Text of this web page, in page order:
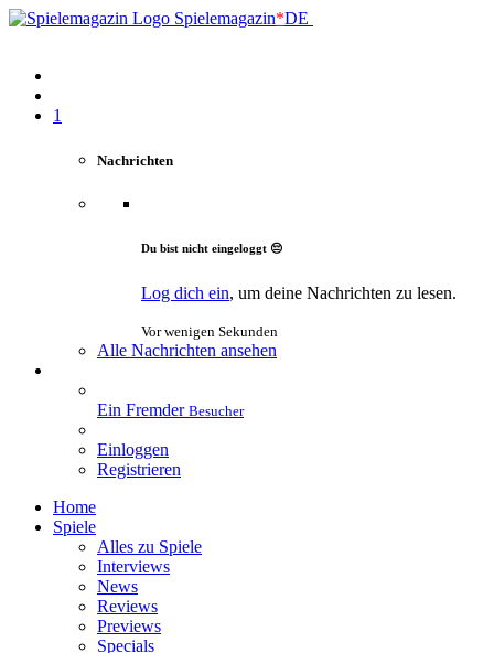
Spielemagazin*DE
1
Nachrichten
Du bist nicht eingeloggt 😔
Log dich ein, um deine Nachrichten zu lesen.
Vor wenigen Sekunden
Alle Nachrichten ansehen
Ein Fremder Besucher
Einloggen
Registrieren
Home
Spiele
Alles zu Spiele
Interviews
News
Reviews
Previews
Specials